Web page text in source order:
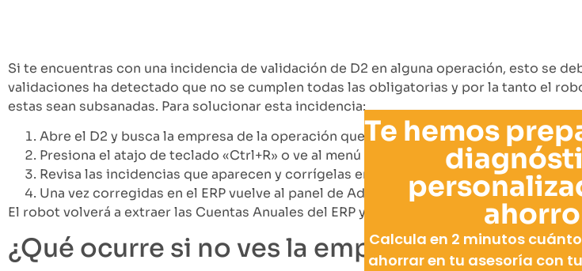
Si te encuentras con una incidencia de validación de D2 en alguna operación, esto se
validaciones ha detectado que no se cumplen todas las obligatorias y por la tanto el
estas sean subsanadas. Para solucionar esta incidencia:
Abre el D2 y busca la empresa de la operación que tiene la incidencia reseñada.
Presiona el atajo de teclado «Ctrl+R» o ve al menú «Formulario > Comprobar
Revisa las incidencias que aparecen y corrígelas en el ERP.
Una vez corregidas en el ERP vuelve al panel de Advisorsy y reinicia la operación.
El robot volverá a extraer las Cuentas Anuales del ERP y seguirá de nuevo los pasos
¿Qué ocurre si no ves la empresa en D2?
Te hemos
ahorro
Calcula en 2 minutos
ahorrar en tu asesoría con